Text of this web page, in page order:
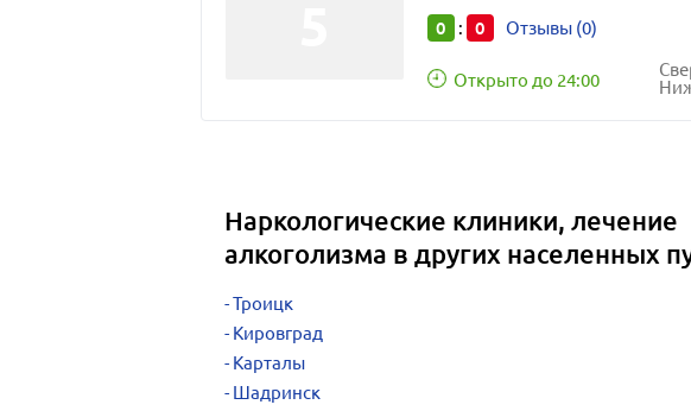
0 : 0 Отзывы (0)
Открыто до 24:00
Наркологические клиники, лечение
алкоголизма в других населенных
Троицк
Кировград
Карталы
Шадринск